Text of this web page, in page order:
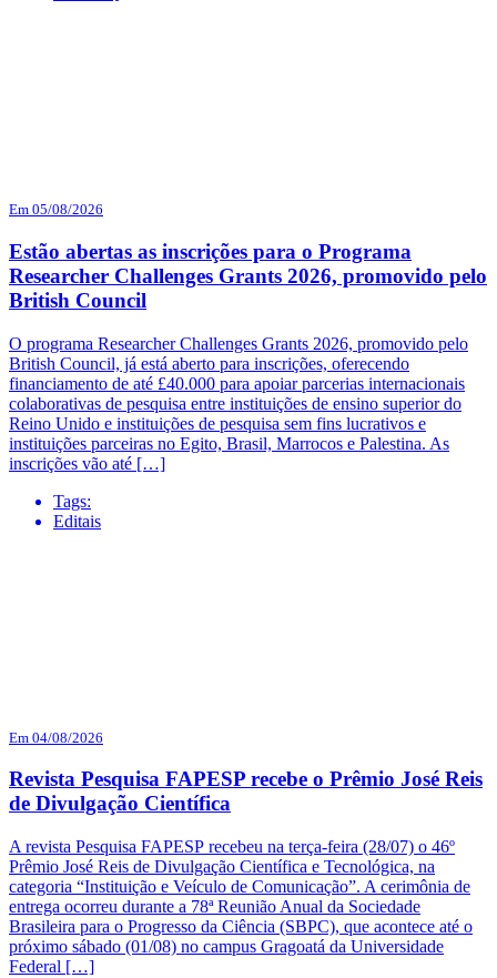
Em 05/08/2026
Estão abertas as inscrições para o Programa
Researcher Challenges Grants 2026, promovido pelo
British Council
O programa Researcher Challenges Grants 2026, promovido pelo
British Council, já está aberto para inscrições, oferecendo
financiamento de até £40.000 para apoiar parcerias internacionais
colaborativas de pesquisa entre instituições de ensino superior do
Reino Unido e instituições de pesquisa sem fins lucrativos e
instituições parceiras no Egito, Brasil, Marrocos e Palestina. As
inscrições vão até […]
Tags:
Editais
Em 04/08/2026
Revista Pesquisa FAPESP recebe o Prêmio José Reis
de Divulgação Científica
A revista Pesquisa FAPESP recebeu na terça-feira (28/07) o 46º
Prêmio José Reis de Divulgação Científica e Tecnológica, na
categoria “Instituição e Veículo de Comunicação”. A cerimônia de
entrega ocorreu durante a 78ª Reunião Anual da Sociedade
Brasileira para o Progresso da Ciência (SBPC), que acontece até o
próximo sábado (01/08) no campus Gragoatá da Universidade
Federal […]